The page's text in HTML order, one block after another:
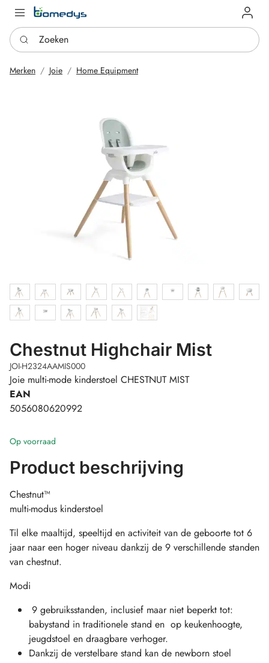
Log in
Zoeken
Merken Joie Home Equipment
Chestnut Highchair Mist
JOI-H2324AAMIS000
Joie multi-mode kinderstoel CHESTNUT MIST
EAN
5056080620992
Op voorraad
Product beschrijving
Chestnut™
multi-modus kinderstoel
Til elke maaltijd, speeltijd en activiteit van de geboorte tot 6
jaar naar een hoger niveau dankzij de 9 verschillende standen
van chestnut.
Modi
9 gebruiksstanden, inclusief maar niet beperkt tot:
babystand in traditionele stand en op keukenhoogte,
jeugdstoel en draagbare verhoger.
Dankzij de verstelbare stand kan de newborn stoel